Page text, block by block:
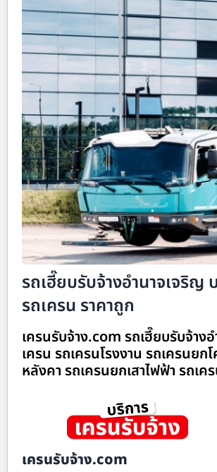
รถเฮี๊ยบรับจ้างอำนาจเจริญ
รถเครน ราคาถูก
เครนรับจ้าง.com รถเฮี๊ยบรับจ้างอ
เครน รถเครนโรงงาน รถเครนย
หลังคา รถเครนยกเสาไฟฟ้า รถเ
เครนรับจ้าง.com